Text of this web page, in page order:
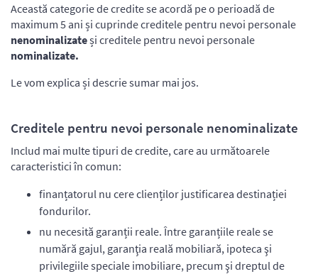
Această categorie de credite se acordă pe o perioadă de
maximum 5 ani și cuprinde creditele pentru nevoi personale
nenominalizateși creditele pentru nevoi personale
nominalizate.
Le vom explica și descrie sumar mai jos.
Creditele pentru nevoi personale nenominalizate
Includ mai multe tipuri de credite, care au următoarele
caracteristici în comun:
finanțatorul nu cere clienților justificarea destinației
fondurilor.
nu necesită garanții reale. Între garanțiile reale se
numără gajul, garanţia reală mobiliară, ipoteca şi
privilegiile speciale imobiliare, precum şi dreptul de